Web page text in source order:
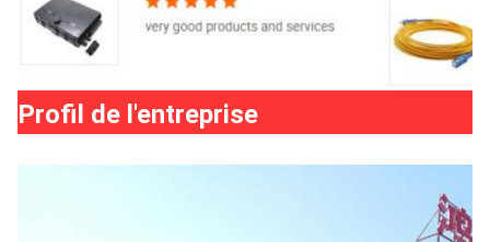
Profil de l'entreprise